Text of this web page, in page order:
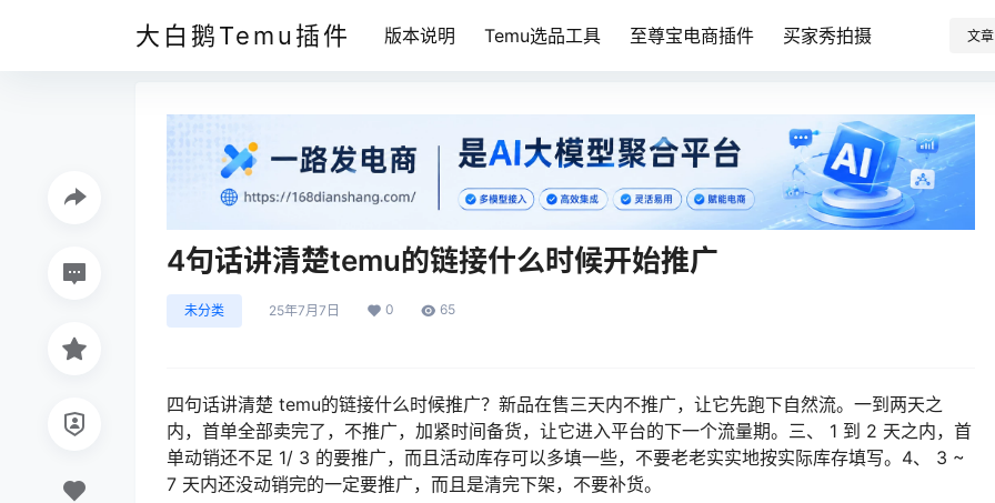
大白鹅Temu插件 版本说明 Temu选品工具 至尊宝电商插件 买家秀拍摄 文章
4句话讲清楚temu的链接什么时候开始推广
未分类 25年7月7日 0 65
四句话讲清楚 temu的链接什么时候推广？新品在售三天内不推广，让它先跑下自然流。一到两天之
内，首单全部卖完了，不推广，加紧时间备货，让它进入平台的下一个流量期。三、 1 到 2 天之内，首
单动销还不足 1/ 3 的要推广，而且活动库存可以多填一些，不要老老实实地按实际库存填写。4、 3 ~
7 天内还没动销完的一定要推广，而且是清完下架，不要补货。